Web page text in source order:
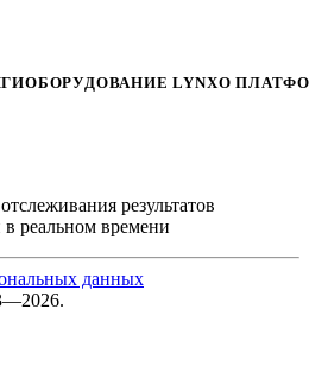
ОБОРУДОВАНИЕ LYNXО
результатов
реальном времени
данных